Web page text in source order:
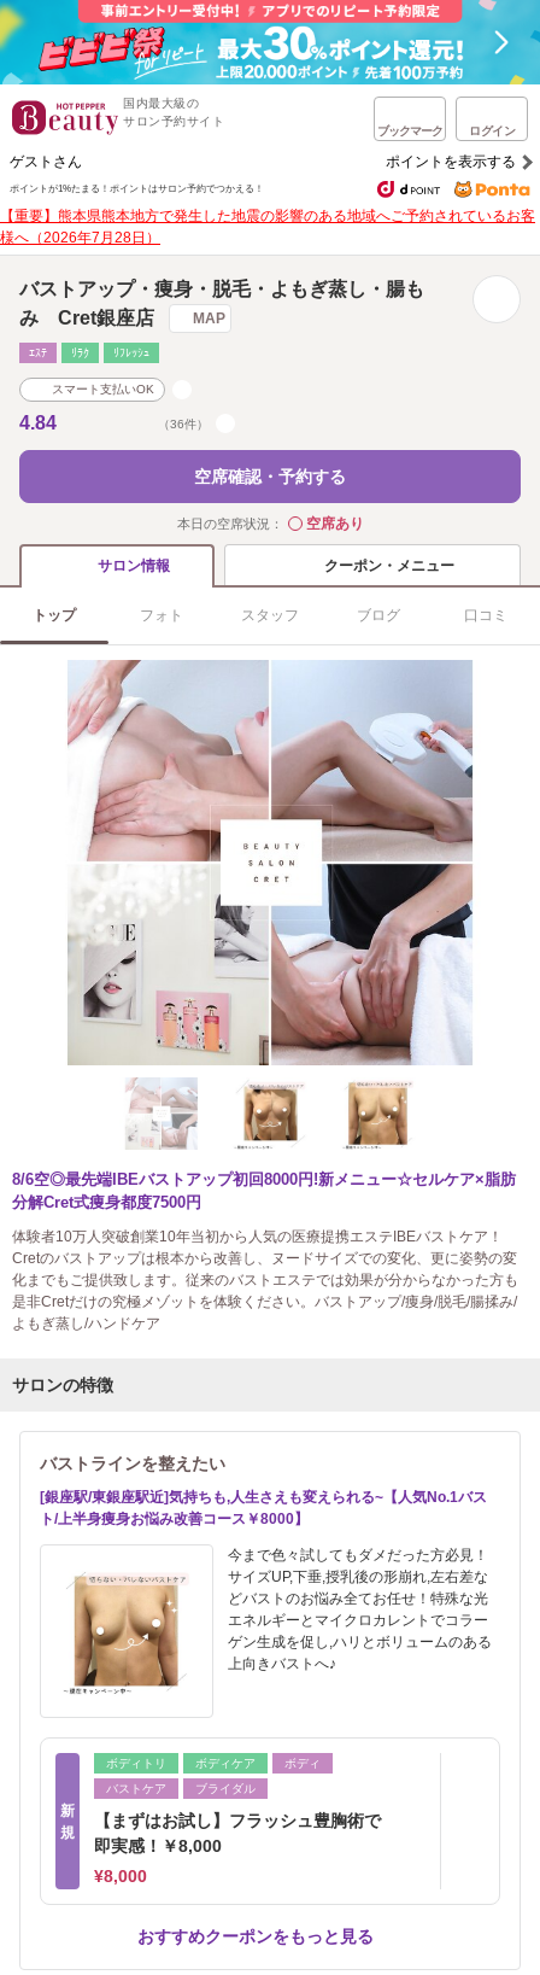
国内最大級の
サロン予約サイト
ブックマーク ログイン
ゲストさん ポイントを表示する
ポイントが1%たまる！ ポイントはサロン予約でつかえる！
【重要】熊本県熊本地方で発生した地震の影響のある地域へご予約されているお客
様へ（2026年7月28日）
バストアップ・痩身・脱毛・よもぎ蒸し・腸も
み Cret銀座店
MAP
ｴｽﾃ ﾘﾗｸ ﾘﾌﾚｯｼｭ
スマート支払いOK
4.84 （36件）
空席確認・予約する
本日の空席状況： ◯空席あり
サロン情報 クーポン・メニュー
トップ フォト スタッフ ブログ 口コミ
8/6空◎最先端IBEバストアップ初回8000円!新メニュー☆セルケア×脂肪
分解Cret式痩身都度7500円
体験者10万人突破創業10年当初から人気の医療提携エステIBEバストケア！
Cretのバストアップは根本から改善し、ヌードサイズでの変化、更に姿勢の変
化までもご提供致します。従来のバストエステでは効果が分からなかった方も
是非Cretだけの究極メゾットを体験ください。バストアップ/痩身/脱毛/腸揉み/
よもぎ蒸し/ハンドケア
サロンの特徴
バストラインを整えたい
[銀座駅/東銀座駅近]気持ちも,人生さえも変えられる~【人気No.1バス
ト/上半身痩身お悩み改善コース￥8000】
今まで色々試してもダメだった方必見！
サイズUP,下垂,授乳後の形崩れ,左右差な
どバストのお悩み全てお任せ！特殊な光
エネルギーとマイクロカレントでコラー
ゲン生成を促し,ハリとボリュームのある
上向きバストへ♪
新
規
ボディトリ ボディケア
ボディ
バストケア
ブライダル
【まずはお試し】フラッシュ豊胸術で
即実感！￥8,000
¥8,000
おすすめクーポンをもっと見る